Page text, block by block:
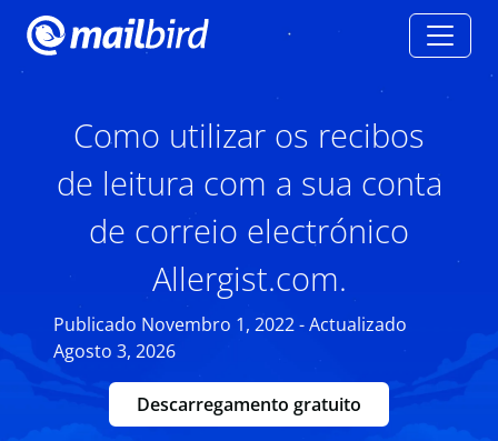
Como utilizar os recibos
de leitura com a sua conta
de correio electrónico
Allergist.com.
Publicado Novembro 1, 2022 - Actualizado
Agosto 3, 2026
Descarregamento gratuito